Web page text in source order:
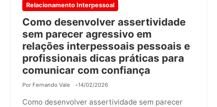
Relacionamento Interpessoal
Como desenvolver assertividade
sem parecer agressivo em
relações interpessoais pessoais e
profissionais dicas práticas para
comunicar com confiança
Por Fernando Vale 14/02/2026
Como desenvolver assertividade sem parecer